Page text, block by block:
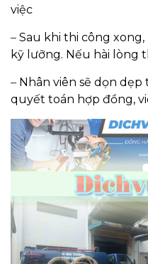
việc
– Sau khi thi công
kỹ lưỡng. Nếu hài lòng
– Nhân viên sẽ dọn
quyết toán hợp đồng,